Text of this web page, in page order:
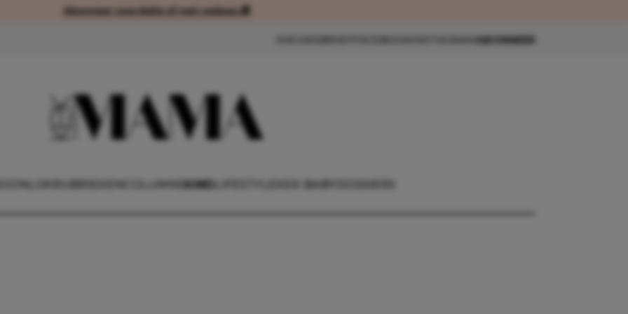
Abonneer voordelig of met cadeau 🎁Abonneer voordelig of met cadeau 🎁
ABONNEER
KIND